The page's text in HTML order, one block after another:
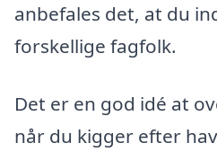
anbefales det, at du
forskellige fagfolk.
Det er en god idé at
når du kigger efter